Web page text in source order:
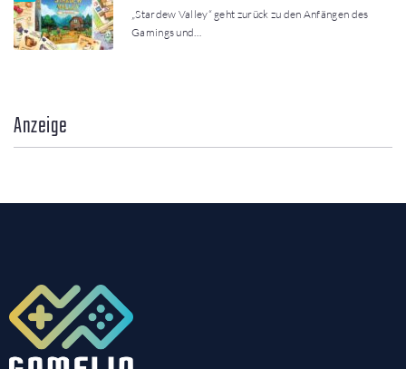
„Stardew Valley“ geht zurück zu den Anfängen des
Gamings und…
Anzeige